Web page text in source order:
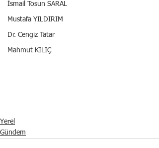
İsmail Tosun SARAL
Mustafa YILDIRIM
Dr. Cengiz Tatar
Mahmut KILIÇ
Yerel
Gündem